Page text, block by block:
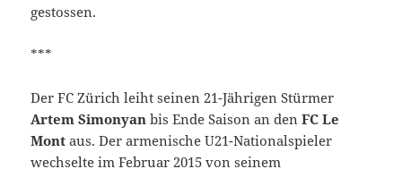
gestossen.
***
Der FC Zürich leiht seinen 21-Jährigen Stürmer
Artem Simonyan bis Ende Saison an denFC Le
Mont aus. Der armenische U21-Nationalspieler
wechselte im Februar 2015 von seinem